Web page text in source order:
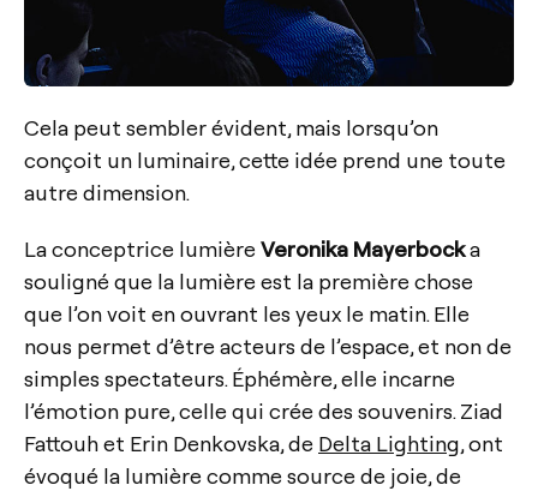
Cela peut sembler évident, mais lorsqu’on
conçoit un luminaire, cette idée prend une toute
autre dimension.
La conceptrice lumièreVeronika Mayerbocka
souligné que la lumière est la première chose
que l’on voit en ouvrant les yeux le matin. Elle
nous permet d’être acteurs de l’espace, et non de
simples spectateurs. Éphémère, elle incarne
l’émotion pure, celle qui crée des souvenirs. Ziad
Fattouh et Erin Denkovska, de Delta Lighting, ont
évoqué la lumière comme source de joie, de